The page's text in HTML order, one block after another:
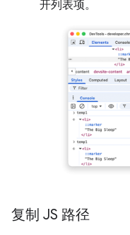
开列表项。
复制 JS 路径